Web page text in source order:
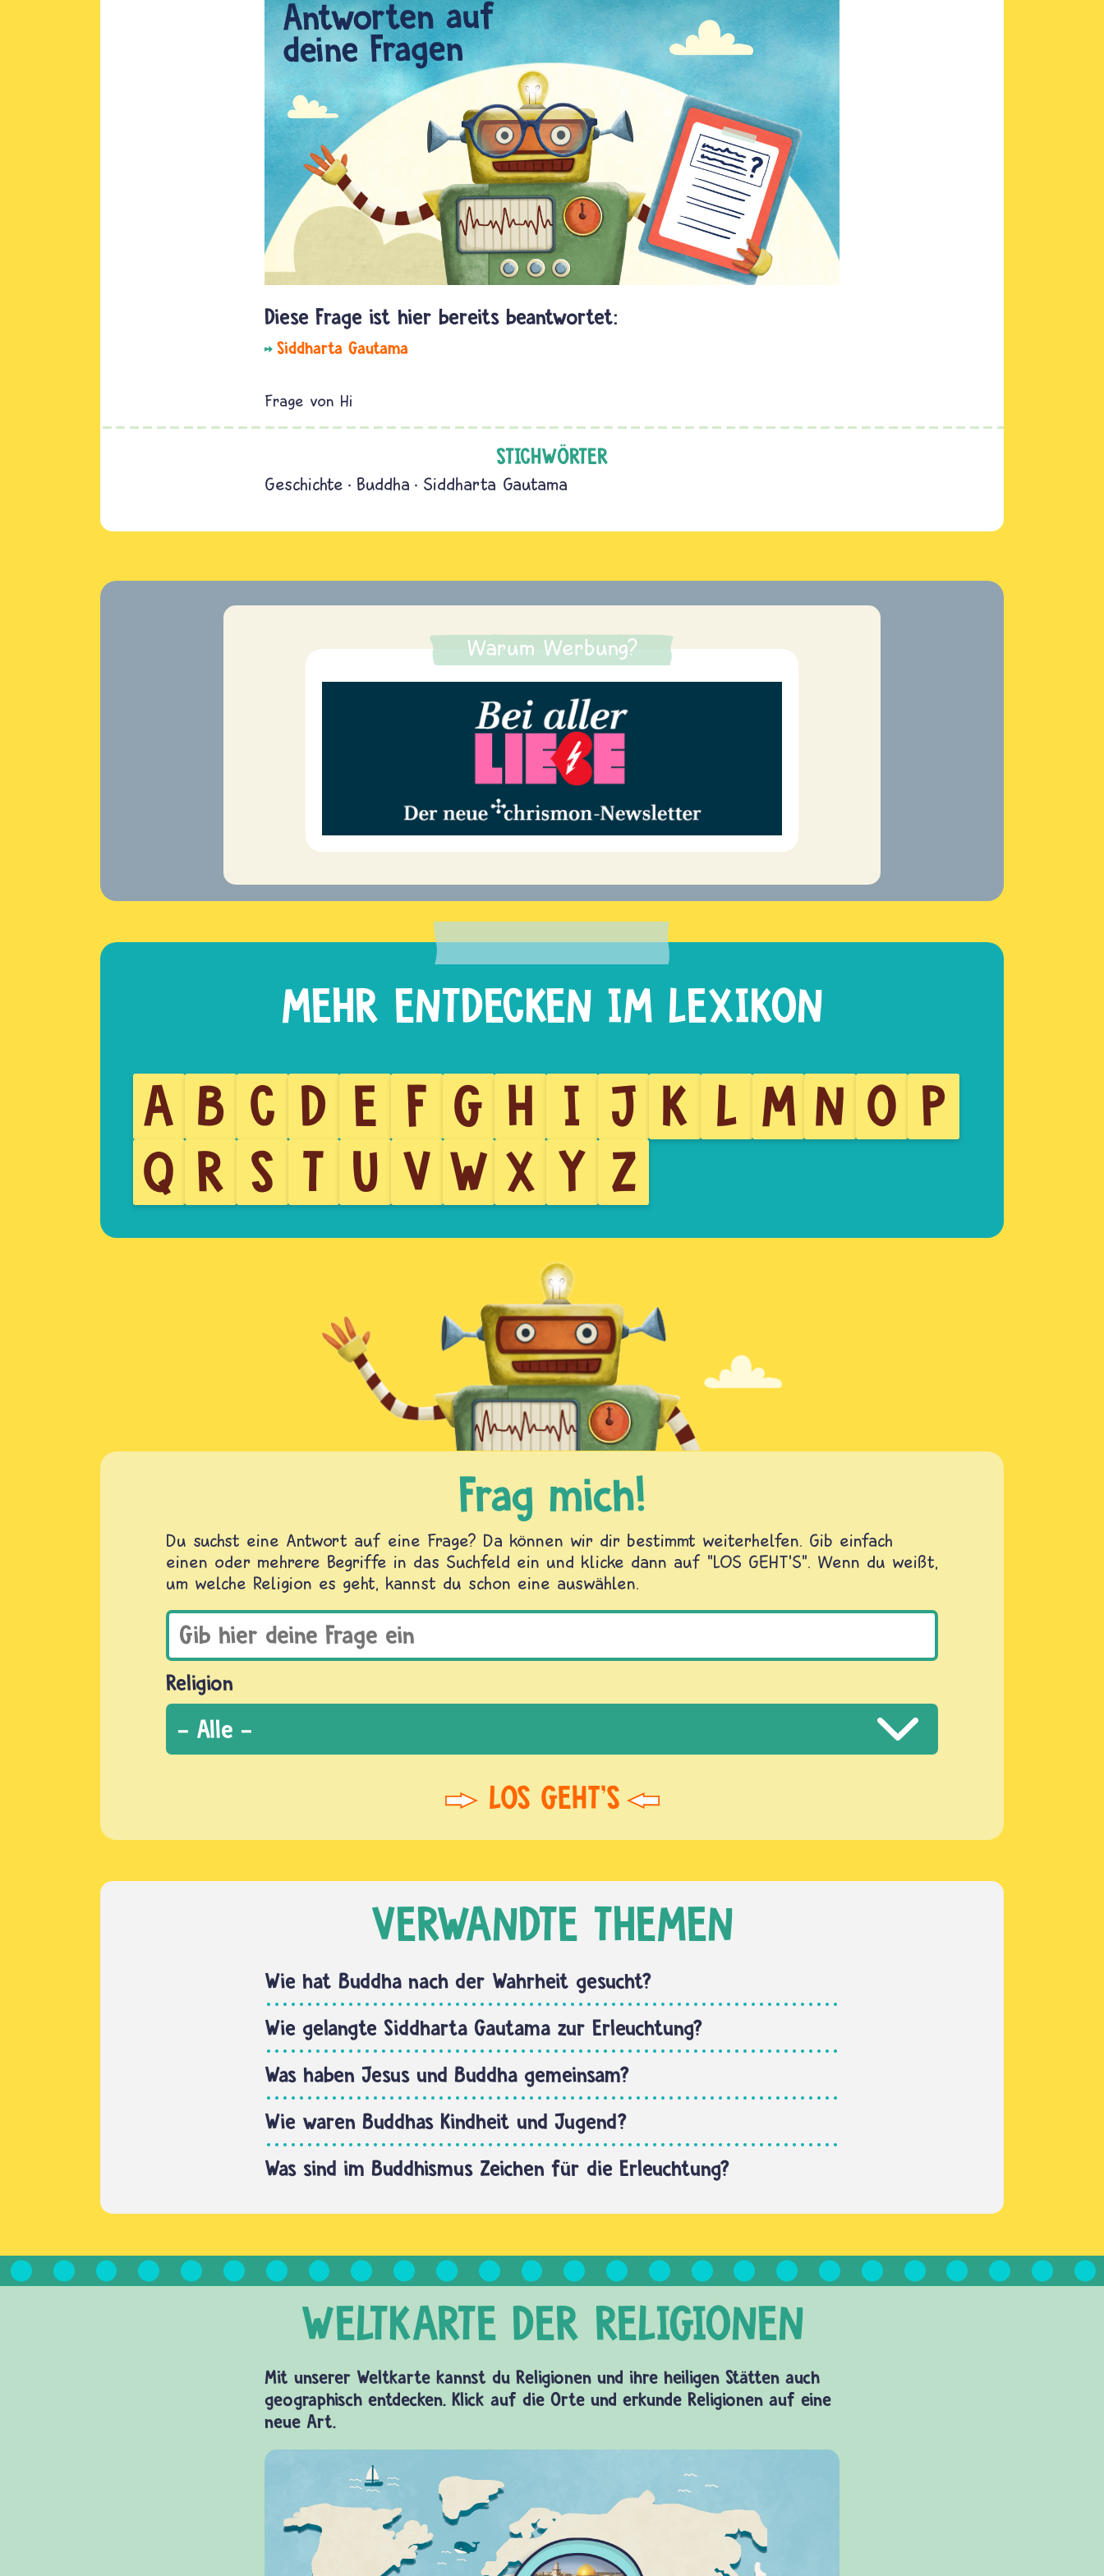
Siddharta Gautama
Hi
STICHWÖRTER
Geschichte Buddha Siddharta Gautama
Warum Werbung?
A B C D E F G H I J K L M N O P
Q R S T U V W X Y Z
Frag mich!
Du suchst eine Antwort auf eine Frage? Da können wir dir bestimmt weiterhelfen. Gib einfach
einen oder mehrere Begriffe in das Suchfeld ein und klicke dann auf "LOS GEHT'S". Wenn du weißt,
um welche Religion es geht, kannst du schon eine auswählen.
Religion
VERWANDTE THEMEN
Wie hat Buddha nach der Wahrheit gesucht?
Wie gelangte Siddharta Gautama zur Erleuchtung?
Was haben Jesus und Buddha gemeinsam?
Wie waren Buddhas Kindheit und Jugend?
Was sind im Buddhismus Zeichen für die Erleuchtung?
Mit unserer Weltkarte kannst du Religionen und ihre heiligen Stätten auch
geographisch entdecken. Klick auf die Orte und erkunde Religionen auf eine
neue Art.